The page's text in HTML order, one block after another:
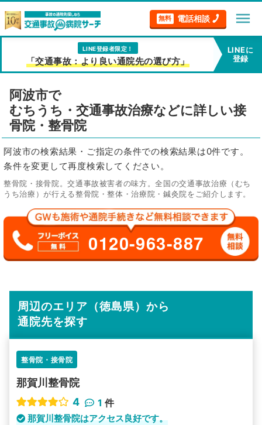
無料 電話相談 menu
LINE登録者限定！
「交通事故：より良い通院先の選び方」
LINEに
登録
阿波市で
むちうち・交通事故治療などに詳しい接
骨院・整骨院
阿波市の検索結果・ご指定の条件での検索結果は0件です。
条件を変更して再度検索してください。
整骨院・接骨院。交通事故被害者の味方。全国の交通事故治療（むち
うち治療）が行える整骨院・整体・治療院・鍼灸院をご紹介します。
0120-963-887
周辺のエリア（徳島県）から
通院先を探す
整骨院・接骨院
那賀川整骨院
4
1 件
那賀川整骨院はアクセス良好です。